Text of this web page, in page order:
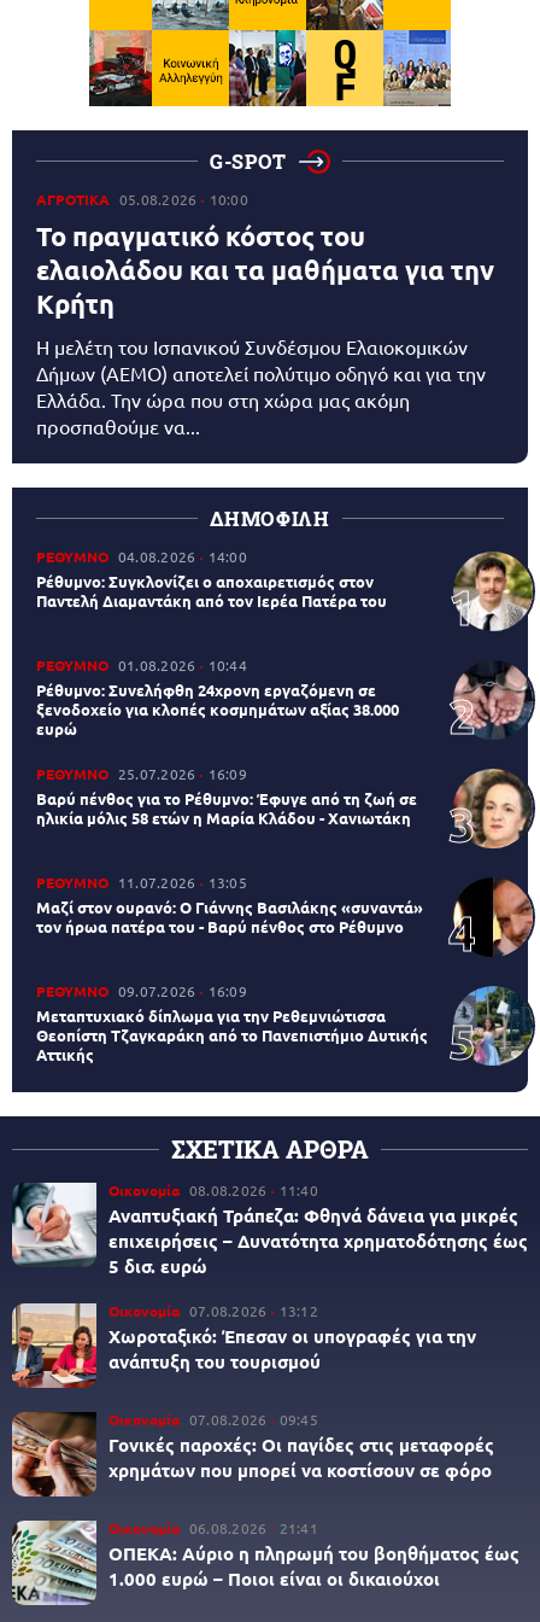
G-SPOT
ΑΓΡΟΤΙΚΑ 05.08.2026 10:00
Το πραγματικό κόστος του
ελαιολάδου και τα μαθήματα για την
Κρήτη
Η μελέτη του Ισπανικού Συνδέσμου Ελαιοκομικών
Δήμων (AEMO) αποτελεί πολύτιμο οδηγό και για την
Ελλάδα. Την ώρα που στη χώρα μας ακόμη
προσπαθούμε να...
ΔΗΜΟΦΙΛΗ
ΡΕΘΥΜΝΟ 04.08.2026 14:00
Ρέθυμνο: Συγκλονίζει ο αποχαιρετισμός στον
Παντελή Διαμαντάκη από τον Ιερέα Πατέρα του
ΡΕΘΥΜΝΟ 01.08.2026 10:44
Ρέθυμνο: Συνελήφθη 24χρονη εργαζόμενη σε
ξενοδοχείο για κλοπές κοσμημάτων αξίας 38.000
ευρώ
ΡΕΘΥΜΝΟ 25.07.2026 16:09
Βαρύ πένθος για το Ρέθυμνο: Έφυγε από τη ζωή σε
ηλικία μόλις 58 ετών η Μαρία Κλάδου - Χανιωτάκη
ΡΕΘΥΜΝΟ 11.07.2026 13:05
Μαζί στον ουρανό: Ο Γιάννης Βασιλάκης «συναντά»
τον ήρωα πατέρα του - Βαρύ πένθος στο Ρέθυμνο
ΡΕΘΥΜΝΟ 09.07.2026 16:09
Μεταπτυχιακό δίπλωμα για την Ρεθεμνιώτισσα
Θεοπίστη Τζαγκαράκη από το Πανεπιστήμιο Δυτικής
Αττικής
ΣΧΕΤΙΚΑ ΑΡΘΡΑ
Οικονομία 08.08.2026 11:40
Αναπτυξιακή Τράπεζα: Φθηνά δάνεια για μικρές
επιχειρήσεις – Δυνατότητα χρηματοδότησης έως
5 δισ. ευρώ
Οικονομία 07.08.2026 13:12
Χωροταξικό: Έπεσαν οι υπογραφές για την
ανάπτυξη του τουρισμού
Οικονομία 07.08.2026 09:45
Γονικές παροχές: Οι παγίδες στις μεταφορές
χρημάτων που μπορεί να κοστίσουν σε φόρο
Οικονομία 06.08.2026 21:41
ΟΠΕΚΑ: Αύριο η πληρωμή του βοηθήματος έως
1.000 ευρώ – Ποιοι είναι οι δικαιούχοι